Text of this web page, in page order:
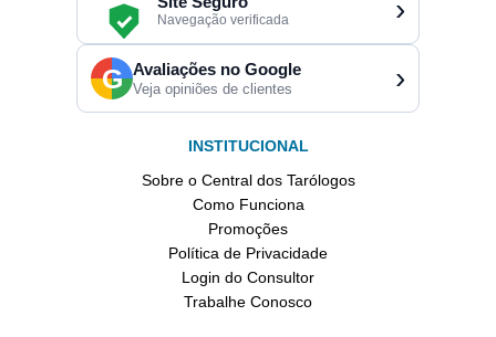
Navegação verificada ›
G Avaliações no Google
Veja opiniões de clientes ›
INSTITUCIONAL
Sobre o Central dos Tarólogos
Como Funciona
Promoções
Política de Privacidade
Login do Consultor
Trabalhe Conosco